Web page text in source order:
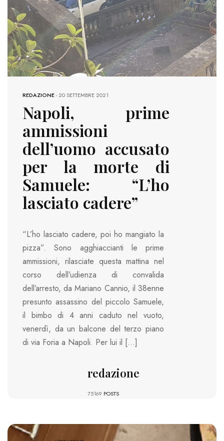
REDAZIONE-20 SETTEMBRE 2021
Napoli, prime
ammissioni
dell’uomo accusato
per la morte di
Samuele: “L’ho
lasciato cadere”
“L’ho lasciato cadere, poi ho mangiato la
pizza”. Sono agghiaccianti le prime
ammissioni, rilasciate questa mattina nel
corso dell’udienza di convalida
dell’arresto, da Mariano Cannio, il 38enne
presunto assassino del piccolo Samuele,
il bimbo di 4 anni caduto nel vuoto,
venerdì, da un balcone del terzo piano
di via Foria a Napoli. Per lui il […]
redazione
75169 POSTS